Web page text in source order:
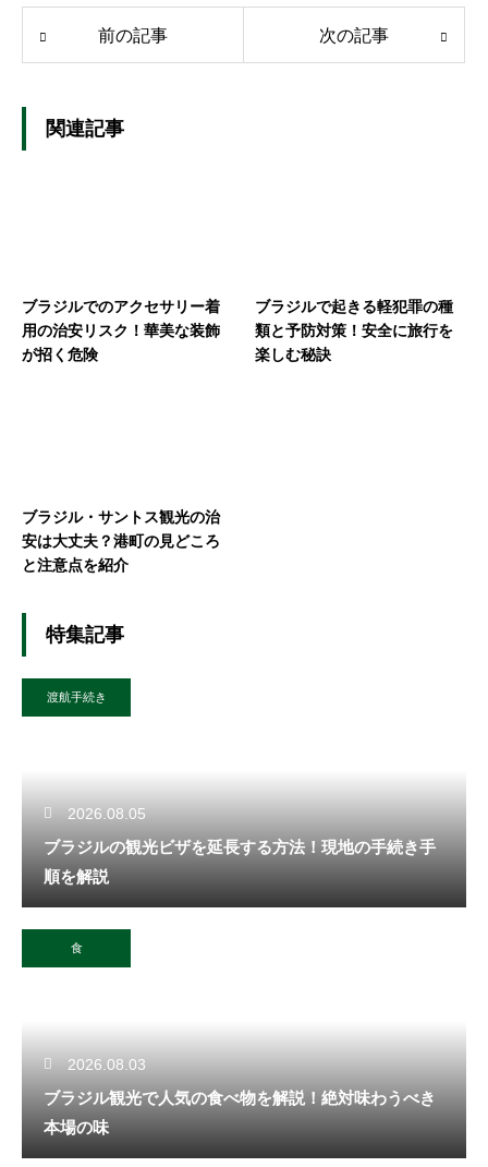
前の記事 次の記事
関連記事
ブラジルでのアクセサリー着
用の治安リスク！華美な装飾
が招く危険
ブラジルで起きる軽犯罪の種
類と予防対策！安全に旅行を
楽しむ秘訣
ブラジル・サントス観光の治
安は大丈夫？港町の見どころ
と注意点を紹介
特集記事
渡航手続き
2026.08.05
ブラジルの観光ビザを延長する方法！現地の手続き手
順を解説
食
2026.08.03
ブラジル観光で人気の食べ物を解説！絶対味わうべき
本場の味